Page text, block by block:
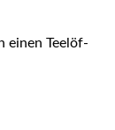
einen Tee­löf­